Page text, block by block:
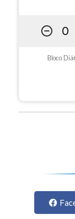
Bloco